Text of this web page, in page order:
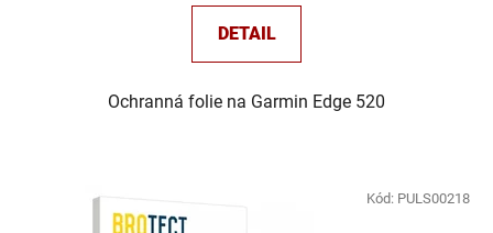
DETAIL
Ochranná folie na Garmin Edge 520
Kód: PULS00218